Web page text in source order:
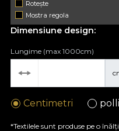
Rotește
Mostra regola
Dimensiune design:
Lungime (max 1000cm)
Centimetri
*Textilele sunt produse pe o